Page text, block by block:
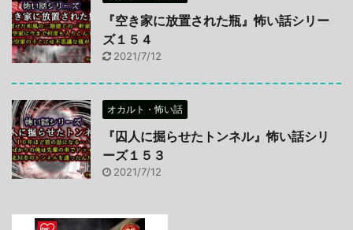
『空き家に放置された瓶』怖い話シリー
ズ１５４
2021/7/12
オカルト・怖い話
『囚人に掘らせたトンネル』怖い話シリ
ーズ１５３
2021/7/12